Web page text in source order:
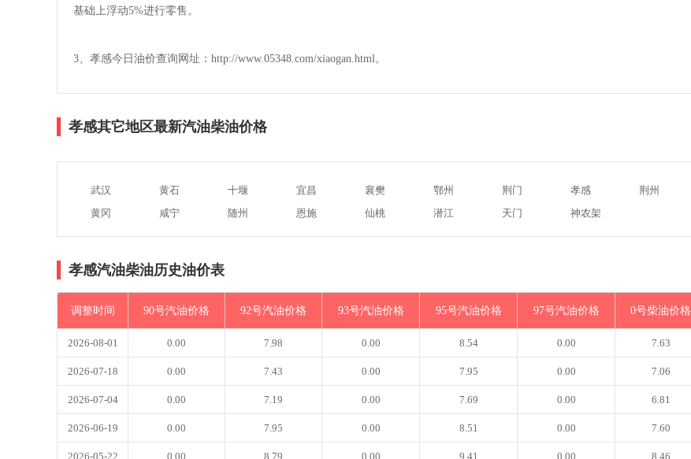
基础上浮动5%进行零售。
3、孝感今日油价查询网址：http://www.05348.com/xiaogan.html。
孝感其它地区最新汽油柴油价格
武汉 黄石 十堰 宜昌 襄樊 鄂州 荆门 孝感
荆州
黄冈
咸宁 随州 恩施 仙桃 潜江 天门 神农架
孝感汽油柴油历史油价表
调整时间 90号汽油价格 92号汽油价格 93号汽油价格 95号汽油价格 97号汽油价格 0号柴油价格
2026-08-01 0.00 7.98 0.00 8.54 0.00 7.63
2026-07-18 0.00 7.43 0.00 7.95 0.00 7.06
2026-07-04 0.00 7.19 0.00 7.69 0.00 6.81
2026-06-19 0.00 7.95 0.00 8.51 0.00 7.60
2026-05-22 0.00 8.79 0.00 9.41 0.00 8.46